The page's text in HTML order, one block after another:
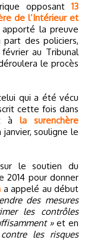
opposant 13
de l’Intérieur et
apporté la preuve
part des policiers,
au Tribunal
le procès
qui a été vécu
cette fois dans
à la surenchère
souligne le
le soutien du
2014 pour donner
a appelé au début
des mesures
les contrôles
»et en
les risques